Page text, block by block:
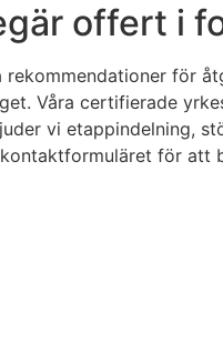
offert i
för
Våra certifierade
vi etappindelning,
för att